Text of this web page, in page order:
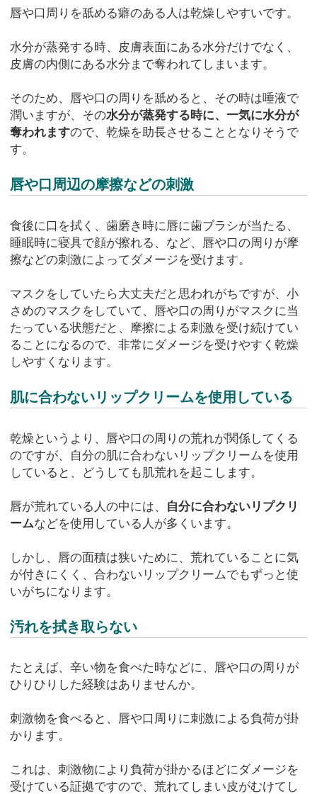
唇や口周りを舐める癖のある人は乾燥しやすいです。
水分が蒸発する時、皮膚表面にある水分だけでなく、
皮膚の内側にある水分まで奪われてしまいます。
そのため、唇や口の周りを舐めると、その時は唾液で
潤いますが、その水分が蒸発する時に、一気に水分が
奪われますので、乾燥を助長させることとなりそうで
す。
唇や口周辺の摩擦などの刺激
食後に口を拭く、歯磨き時に唇に歯ブラシが当たる、
睡眠時に寝具で顔が擦れる、など、唇や口の周りが摩
擦などの刺激によってダメージを受けます。
マスクをしていたら大丈夫だと思われがちですが、小
さめのマスクをしていて、唇や口の周りがマスクに当
たっている状態だと、摩擦による刺激を受け続けてい
ることになるので、非常にダメージを受けやすく乾燥
しやすくなります。
肌に合わないリップクリームを使用している
乾燥というより、唇や口の周りの荒れが関係してくる
のですが、自分の肌に合わないリップクリームを使用
していると、どうしても肌荒れを起こします。
唇が荒れている人の中には、 自分に合わないリプクリ
ームなどを使用している人が多くいます。
しかし、唇の面積は狭いために、荒れていることに気
が付きにくく、合わないリップクリームでもずっと使
いがちになります。
汚れを拭き取らない
たとえば、辛い物を食べた時などに、唇や口の周りが
ひりひりした経験はありませんか。
刺激物を食べると、唇や口周りに刺激による負荷が掛
かります。
これは、刺激物により負荷が掛かるほどにダメージを
受けている証拠ですので、荒れてしまい皮がむけてし